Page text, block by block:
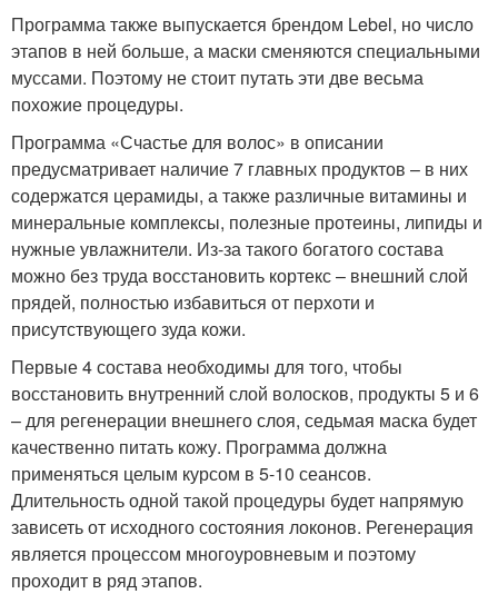
Программа также выпускается брендом Lebel, но число
этапов в ней больше, а маски сменяются специальными
муссами. Поэтому не стоит путать эти две весьма
похожие процедуры.
Программа «Счастье для волос» в описании
предусматривает наличие 7 главных продуктов – в них
содержатся церамиды, а также различные витамины и
минеральные комплексы, полезные протеины, липиды и
нужные увлажнители. Из-за такого богатого состава
можно без труда восстановить кортекс – внешний слой
прядей, полностью избавиться от перхоти и
присутствующего зуда кожи.
Первые 4 состава необходимы для того, чтобы
восстановить внутренний слой волосков, продукты 5 и 6
– для регенерации внешнего слоя, седьмая маска будет
качественно питать кожу. Программа должна
применяться целым курсом в 5-10 сеансов.
Длительность одной такой процедуры будет напрямую
зависеть от исходного состояния локонов. Регенерация
является процессом многоуровневым и поэтому
проходит в ряд этапов.